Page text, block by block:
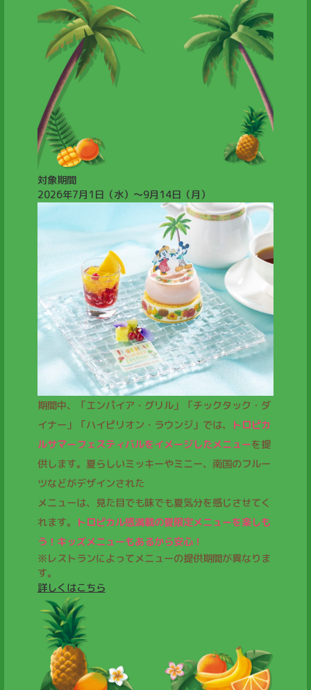
対象期間
2026年7月1日（水）～9月14日（月）
期間中、「エンパイア・グリル」「チックタック・ダ
イナー」「ハイピリオン・ラウンジ」では、
トロピカ
ルサマーフェスティバルをイメージしたメニューを提
供します。夏らしいミッキーやミニー、南国のフルー
ツなどがデザインされた
メニューは、見た目でも味でも夏気分を感じさせてく
れます。 トロピカル感満載の夏限定メニューを楽しも
う！キッズメニューもあるから安心！
※レストランによってメニューの提供期間が異なりま
す。
詳しくはこちら